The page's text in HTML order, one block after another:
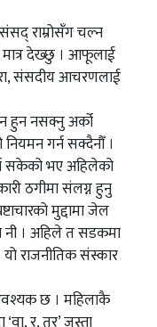
राम्रोसँग चल्न
देख्छु । आफूलाई
संसदीय आचरणलाई
हुन नसक्नु अर्को
गर्न सक्दैनौँ ।
सकेको भए अहिलेको
ठगीमा संलग्न हुनु
मुद्दामा जेल
। अहिले त सडकमा
राजनीतिक संस्कार
छ । महिलाकै